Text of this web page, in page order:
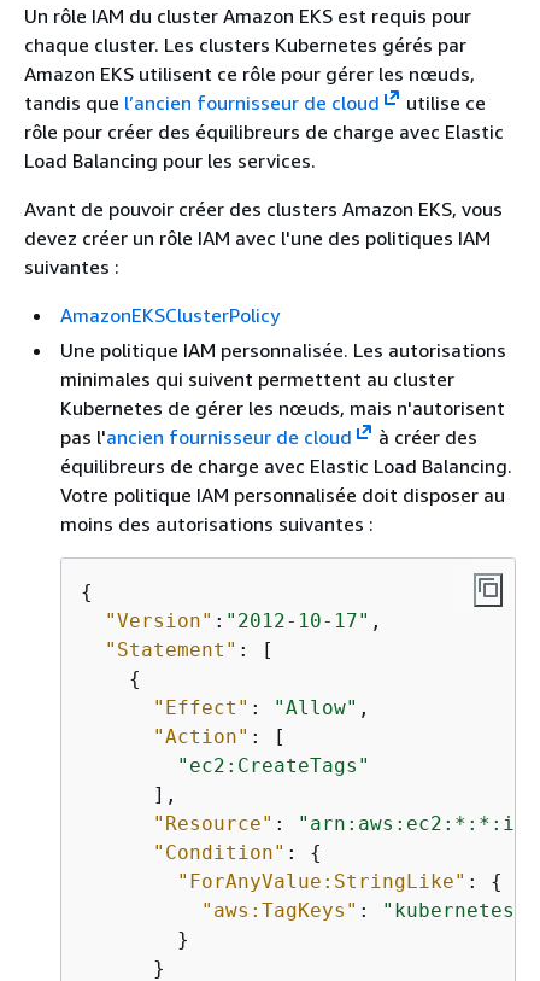
Un rôle IAM du cluster Amazon EKS est requis pour
chaque cluster. Les clusters Kubernetes gérés par
Amazon EKS utilisent ce rôle pour gérer les nœuds,
tandis que l’ancien fournisseur de cloud
utilise ce
rôle pour créer des équilibreurs de charge avec Elastic
Load Balancing pour les services.
Avant de pouvoir créer des clusters Amazon EKS, vous
devez créer un rôle IAM avec l'une des politiques IAM
suivantes :
AmazonEKSClusterPolicy
Une politique IAM personnalisée. Les autorisations
minimales qui suivent permettent au cluster
Kubernetes de gérer les nœuds, mais n'autorisent
pas l'ancien fournisseur de cloud
à créer des
équilibreurs de charge avec Elastic Load Balancing.
Votre politique IAM personnalisée doit disposer au
moins des autorisations suivantes :
{
"Version" : "2012-10-17" ,
"Statement" : [
{
"Effect" : "Allow" ,
"Action" : [
"ec2:CreateTags"
      ],
"Resource" :
"Condition" : {
"ForAnyValue:StringLike" : {
"aws:TagKeys" :
        }
      }